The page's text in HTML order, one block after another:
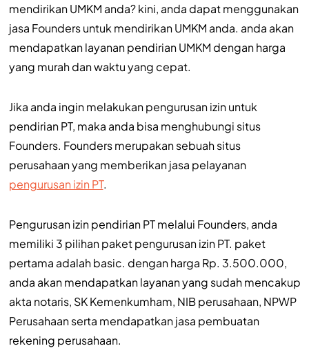
mendirikan UMKM anda? kini, anda dapat menggunakan
jasa Founders untuk mendirikan UMKM anda. anda akan
mendapatkan layanan pendirian UMKM dengan harga
yang murah dan waktu yang cepat.
Jika anda ingin melakukan pengurusan izin untuk
pendirian PT, maka anda bisa menghubungi situs
Founders. Founders merupakan sebuah situs
perusahaan yang memberikan jasa pelayanan
pengurusan izin PT.
Pengurusan izin pendirian PT melalui Founders, anda
memiliki 3 pilihan paket pengurusan izin PT. paket
pertama adalah basic. dengan harga Rp. 3.500.000,
anda akan mendapatkan layanan yang sudah mencakup
akta notaris, SK Kemenkumham, NIB perusahaan, NPWP
Perusahaan serta mendapatkan jasa pembuatan
rekening perusahaan.